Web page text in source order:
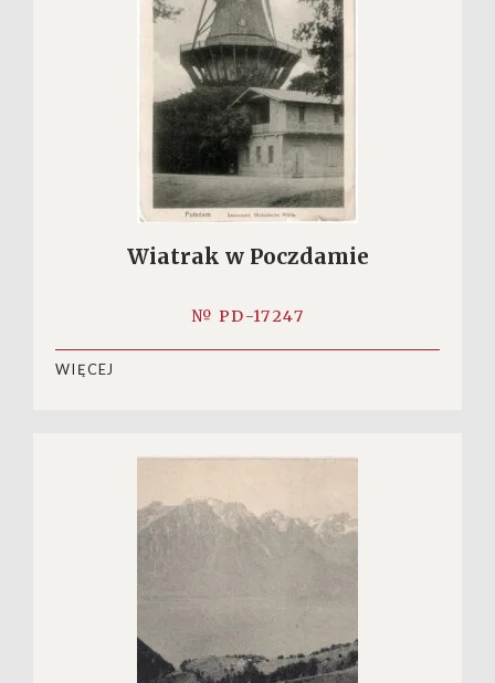
Wiatrak w Poczdamie
№ PD-17247
WIĘCEJ